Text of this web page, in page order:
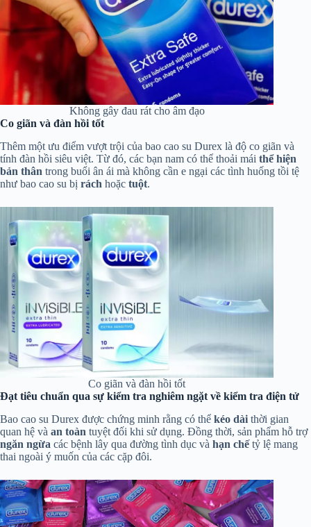
Không gây đau rát cho âm đạo
Co giãn và đàn hồi tốt
Thêm một ưu điểm vượt trội của bao cao su Durex là độ co giãn và
tính đàn hồi siêu việt. Từ đó, các bạn nam có thể thoải mái thể hiện
bản thân trong buổi ân ái mà không cần e ngại các tình huống tồi tệ
như bao cao su bị rách hoặc tuột.
Co giãn và đàn hồi tốt
Đạt tiêu chuẩn qua sự kiểm tra nghiêm ngặt về kiểm tra điện tử
Bao cao su Durex được chứng minh rằng có thể kéo dài thời gian
quan hệ và an toàn tuyệt đối khi sử dụng. Đồng thời, sản phẩm hỗ trợ
ngăn ngừa các bệnh lây qua đường tình dục và hạn chếtỷ lệ mang
thai ngoài ý muốn của các cặp đôi.